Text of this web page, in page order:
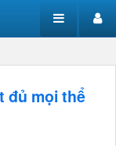
đủ mọi thể